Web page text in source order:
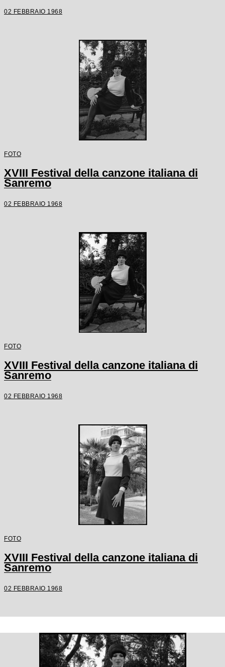
02 FEBBRAIO 1968
FOTO
XVIII Festival della canzone italiana di
Sanremo
02 FEBBRAIO 1968
FOTO
XVIII Festival della canzone italiana di
Sanremo
02 FEBBRAIO 1968
FOTO
XVIII Festival della canzone italiana di
Sanremo
02 FEBBRAIO 1968